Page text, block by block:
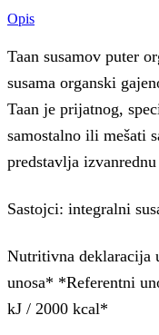
Opis
Taan susamov puter
susama organski
Taan je prijatnog,
samostalno ili mešati
predstavlja
Sastojci: integralni
Nutritivna deklaracija
unosa* *Referentni
kJ / 2000 kcal*